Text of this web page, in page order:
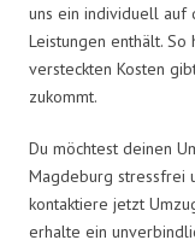
uns ein individuell auf
Leistungen enthält. So
versteckten Kosten
zukommt.
Du möchtest deinen
Magdeburg stressfrei
kontaktiere jetzt
erhalte ein